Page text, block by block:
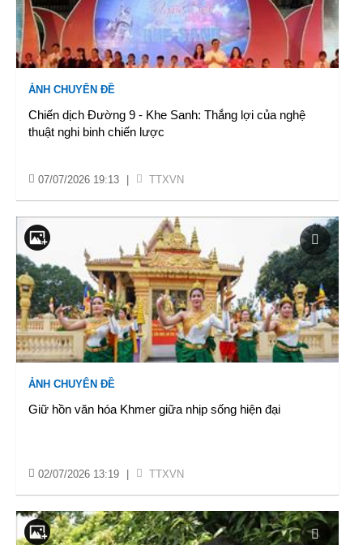
ẢNH CHUYÊN ĐỀ
Chiến dịch Đường 9 - Khe Sanh: Thắng lợi của nghệ
thuật nghi binh chiến lược
07/07/2026 19:13 TTXVN
ẢNH CHUYÊN ĐỀ
Giữ hồn văn hóa Khmer giữa nhịp sống hiện đại
02/07/2026 13:19 TTXVN